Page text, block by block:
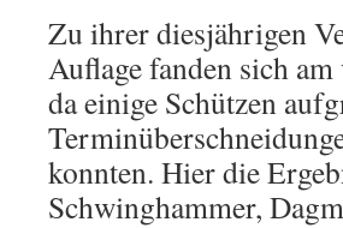
Zu ihrer diesjährigen
Auflage fanden sich
da einige Schützen
konnten. Hier die
Schwinghammer,